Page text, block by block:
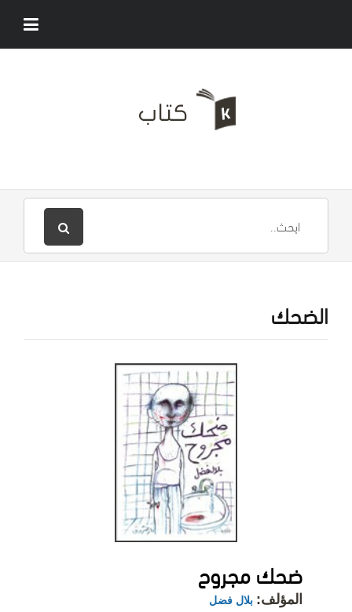
الضحك
ضحك مجروح
المؤلف: بلال فضل